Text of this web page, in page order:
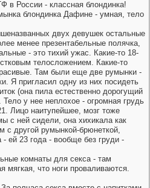
в России - классная блондинка!
блондинка Дафине - умная, тело
двух девушек остальные
менее презентабельные полячка,
- это тихий ужас. Какие-то 18-
телосложением. Какие-то
Там были еще две румынки -
Я пригласил одну из них посидеть
(она пила естественно дорогущий
у нее неплохое - огромная грудь
Лицо наитупейшее, мозг тоже
с ней сидели, она хихикала как
с другой румынкой-брюнеткой,
ей 23 года - вообще без груди -
комнаты для секса - там
мягкая, что ноги проваливаются.